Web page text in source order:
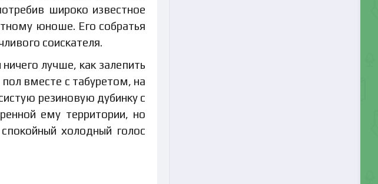
широко известное
юноше. Его собратья
соискателя.
лучше, как залепить
вместе с табуретом, на
резиновую дубинку с
ему территории, но
холодный голос